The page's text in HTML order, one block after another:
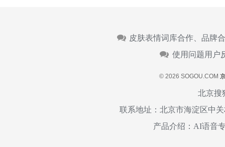
皮肤表情词库合作、品牌
使用问题用户
© 2026 SOGOU.COM
北京搜
联系地址：北京市海淀区中
产品介绍：AI语音